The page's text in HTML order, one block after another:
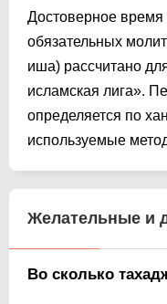
Достоверное время
обязательных
иша) рассчитано
исламская лига».
определяется по
используемые
Желательные и
Во сколько